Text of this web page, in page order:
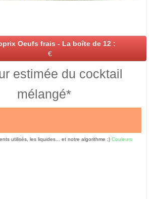
Oeufs frais - La boîte de 12 :
€
estimée du cocktail
mélangé*
utilisés, les liquides... et notre algorithme ;) Couleurs